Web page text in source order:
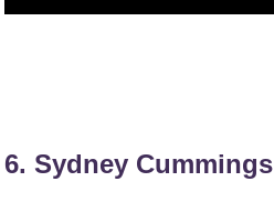
6. Sydney Cummings